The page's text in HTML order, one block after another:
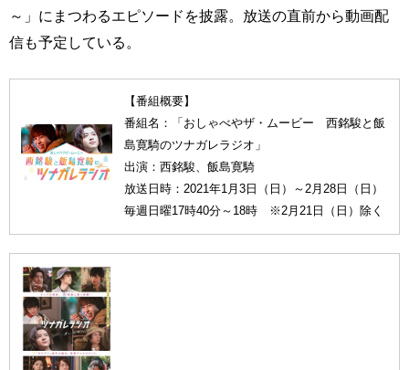
～」にまつわるエピソードを披露。放送の直前から動画配
信も予定している。
【番組概要】
番組名：「おしゃべやザ・ムービー 西銘駿と飯
島寛騎のツナガレラジオ」
出演：西銘駿、飯島寛騎
放送日時：2021年1月3日（日）～2月28日（日）
毎週日曜17時40分～18時 ※2月21日（日）除く